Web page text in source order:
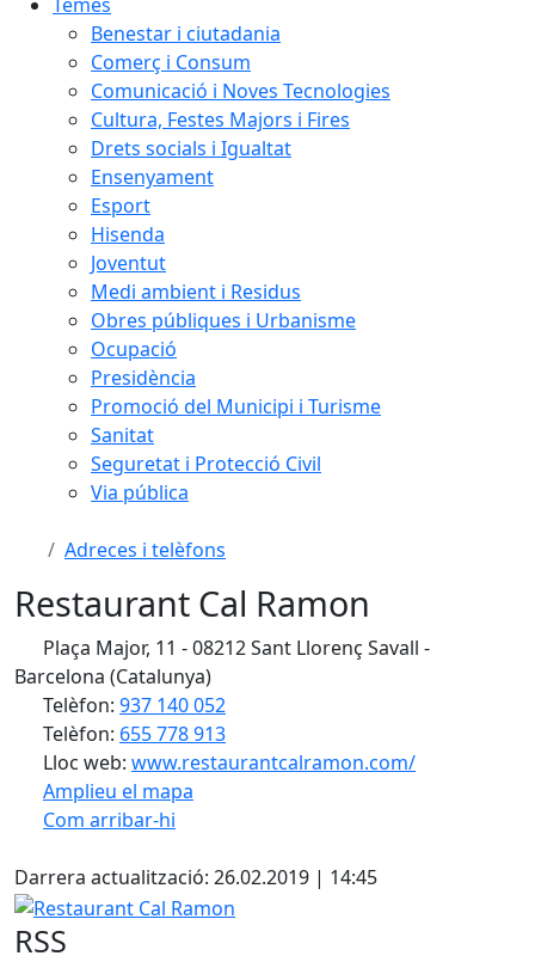
Benestar i ciutadania
Comerç i Consum
Comunicació i Noves Tecnologies
Cultura, Festes Majors i Fires
Drets socials i Igualtat
Ensenyament
Esport
Hisenda
Joventut
Medi ambient i Residus
Obres públiques i Urbanisme
Ocupació
Presidència
Promoció del Municipi i Turisme
Sanitat
Seguretat i Protecció Civil
Via pública
Adreces i telèfons
Restaurant Cal Ramon
Plaça Major, 11 - 08212 Sant Llorenç Savall -
Barcelona (Catalunya)
Telèfon: 937 140 052
Telèfon: 655 778 913
Lloc web: www.restaurantcalramon.com/
Amplieu el mapa
Com arribar-hi
+
−
Darrera actualització: 26.02.2019 | 14:45
Restaurant Cal Ramon
RSS